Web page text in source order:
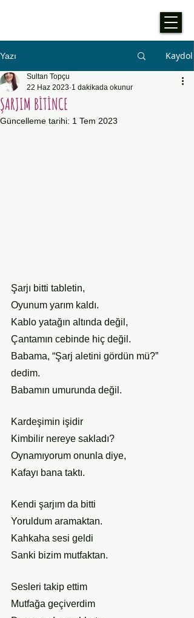
Yazı Kaydol
ŞARJIM BİTİNCE
Sultan Topçu
22 Haz 2023 1 dakikada okunur
Güncelleme tarihi: 1 Tem 2023
Şarjı bitti tabletin,
Oyunum yarım kaldı.
Kablo yatağın altında değil,
Çantamın cebinde hiç değil.
Babama, “Şarj aletini gördün mü?”
dedim.
Babamın umurunda değil.
Kardeşimin işidir
Kimbilir nereye sakladı?
Oynamıyorum onunla diye,
Kafayı bana taktı.
Kendi şarjım da bitti
Yoruldum aramaktan.
Kahkaha sesi geldi
Sanki bizim mutfaktan.
Sesleri takip ettim
Mutfağa geçiverdim